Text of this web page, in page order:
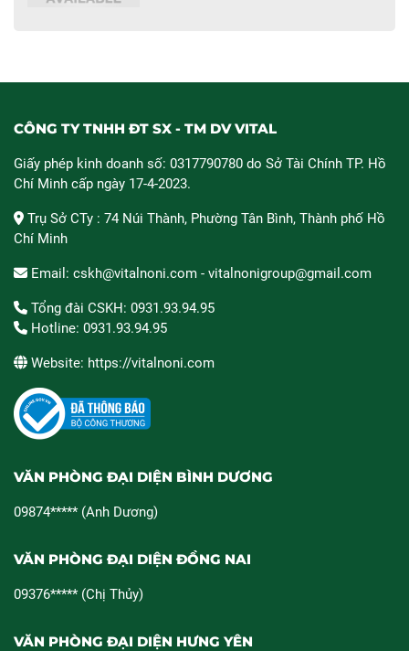
CÔNG TY TNHH ĐT SX - TM DV VITAL
Giấy phép kinh doanh số: 0317790780 do Sở Tài Chính TP. Hồ
Chí Minh cấp ngày 17-4-2023.
Trụ Sở CTy : 74 Núi Thành, Phường Tân Bình, Thành phố Hồ
Chí Minh
Email: cskh@vitalnoni.com - vitalnonigroup@gmail.com
Tổng đài CSKH: 0931.93.94.95
Hotline: 0931.93.94.95
Website: https://vitalnoni.com
VĂN PHÒNG ĐẠI DIỆN BÌNH DƯƠNG
09874***** (Anh Dương)
VĂN PHÒNG ĐẠI DIỆN ĐỒNG NAI
09376***** (Chị Thủy)
VĂN PHÒNG ĐẠI DIỆN HƯNG YÊN